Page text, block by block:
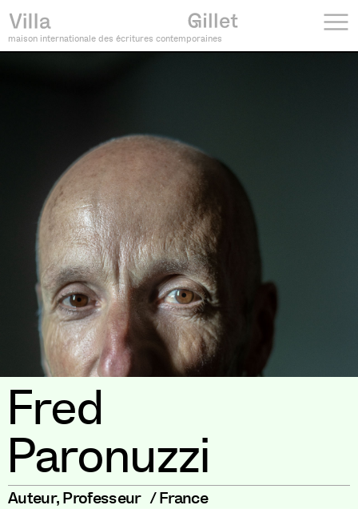
maison internationale des écritures contemporaines
Fred
Paronuzzi
Auteur,Professeur /France